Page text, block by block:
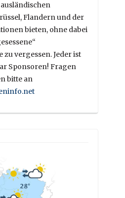
Flandern und der
bieten, ohne dabei
zu vergessen. Jeder ist
Sponsoren! Fragen
bitte an